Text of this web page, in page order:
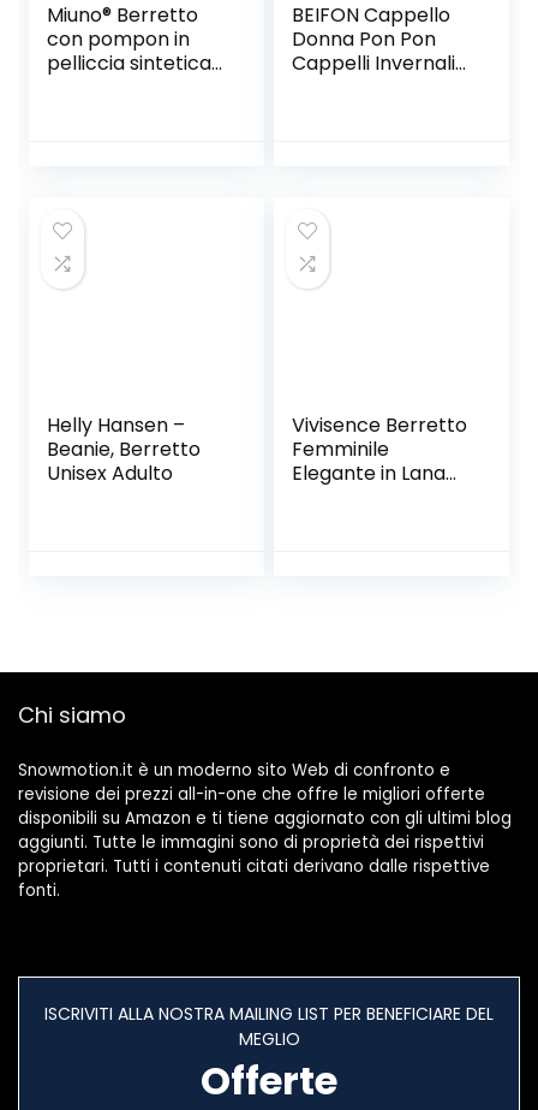
Miuno® Berretto
con pompon in
pelliccia sintetica
BEIFON Cappello
Donna Pon Pon
Cappelli Invernali
per Sport All’Aria
Aperta Corsa Sci
Pattinaggio Ci
Helly Hansen –
Beanie, Berretto
Unisex Adulto
Vivisence Berretto
Femminile
Elegante in Lana
Chi siamo
Snowmotion.it è un moderno sito Web di confronto e
revisione dei prezzi all-in-one che offre le migliori offerte
disponibili su Amazon e ti tiene aggiornato con gli ultimi blog
aggiunti. Tutte le immagini sono di proprietà dei rispettivi
proprietari. Tutti i contenuti citati derivano dalle rispettive
fonti.
ISCRIVITI ALLA NOSTRA MAILING LIST PER BENEFICIARE DEL
MEGLIO
Offerte